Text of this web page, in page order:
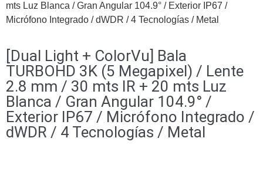
Accesorios
Ethernet y
para
Computadora
y
SmartphonesCajas
de
InterconexiónControladores
PTZ Gabinetes
mts Luz Blanca / Gran Angular 104.9° / Exterior IP67 /
Micrófono Integrado / dWDR / 4 Tecnologías / Metal
[Dual Light + ColorVu] Bala
TURBOHD 3K (5 Megapixel) / Lente
2.8 mm / 30 mts IR + 20 mts Luz
Blanca / Gran Angular 104.9° /
Exterior IP67 / Micrófono Integrado /
dWDR / 4 Tecnologías / Metal